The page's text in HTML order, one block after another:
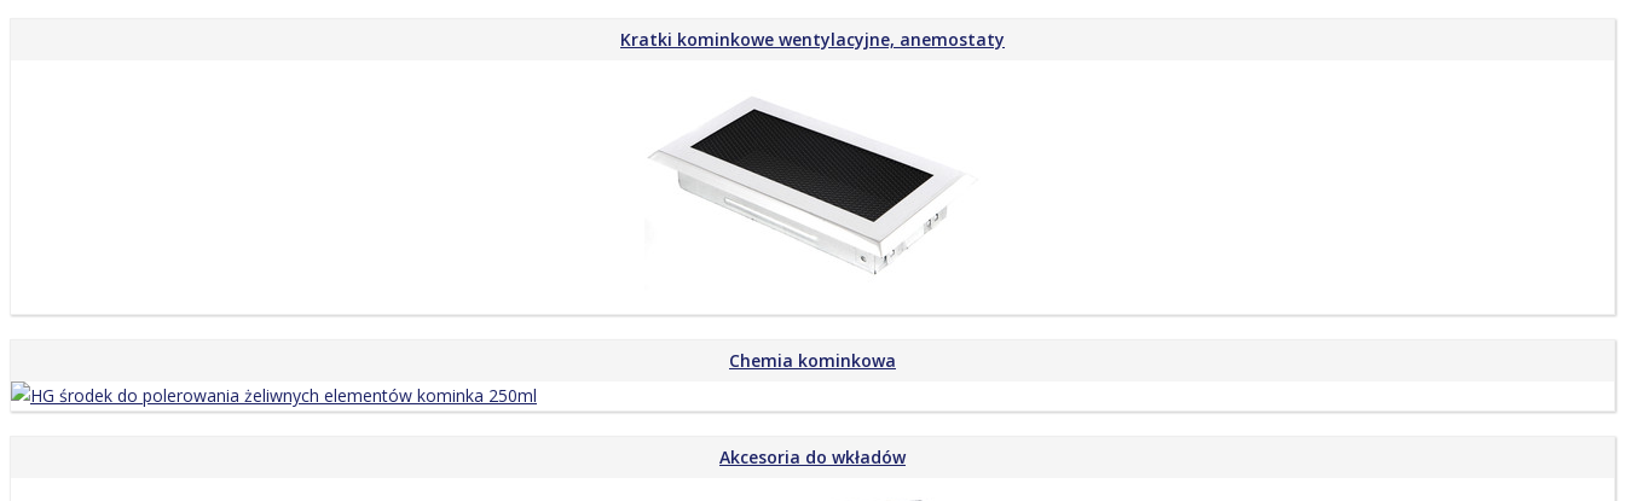
Kratki kominkowe wentylacyjne, anemostaty
Chemia kominkowa
Akcesoria do wkładów